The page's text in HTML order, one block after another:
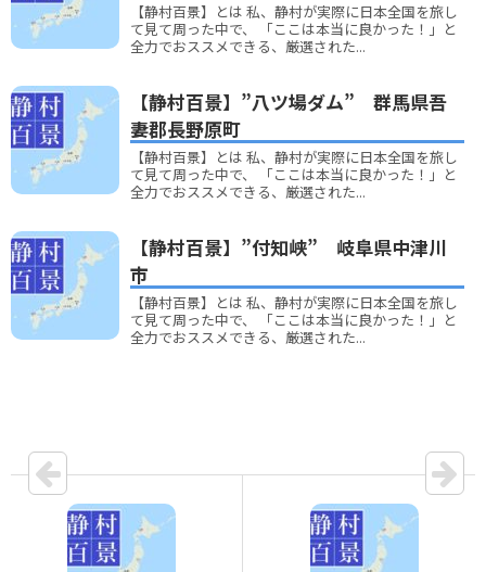
【静村百景】とは 私、静村が実際に日本全国を旅し
て見て周った中で、 「ここは本当に良かった！」と
全力でおススメできる、厳選された...
【静村百景】”八ツ場ダム” 群馬県吾
妻郡長野原町
【静村百景】とは 私、静村が実際に日本全国を旅し
て見て周った中で、 「ここは本当に良かった！」と
全力でおススメできる、厳選された...
【静村百景】”付知峡” 岐阜県中津川
市
【静村百景】とは 私、静村が実際に日本全国を旅し
て見て周った中で、 「ここは本当に良かった！」と
全力でおススメできる、厳選された...